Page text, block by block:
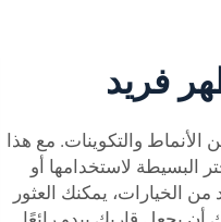
فريد
والتكوينات. مع هذا
البسيطة لاستخدامها أو
الخيارات، يمكنك العثور